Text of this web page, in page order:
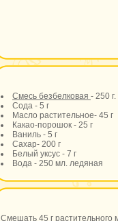
Смесь безбелковая - 250 г.
Сода - 5 г
Масло растительное- 45 г
Какао-порошок - 25 г
Ваниль - 5 г
Сахар- 200 г
Белый уксус - 7 г
Вода - 250 мл. ледяная
Смешать 45 г растительного